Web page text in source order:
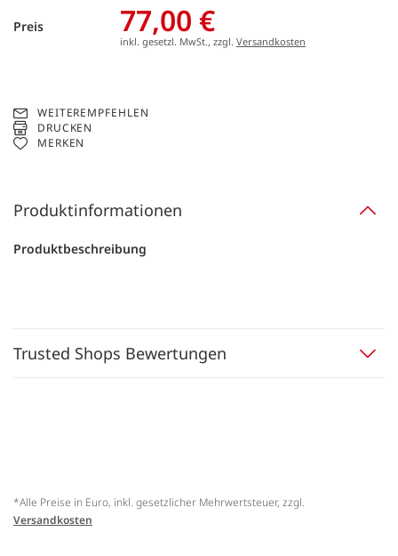
Preis 77,00 €
inkl. gesetzl. MwSt., zzgl. Versandkosten
WEITEREMPFEHLEN
DRUCKEN
MERKEN
Produktinformationen
Produktbeschreibung
Trusted Shops Bewertungen
*Alle Preise in Euro, inkl. gesetzlicher Mehrwertsteuer, zzgl.
Versandkosten